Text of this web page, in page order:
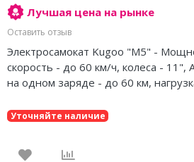
Лучшая цена на рынке
Оставить отзыв
Электросамокат Kugoo "M5" -
скорость - до 60 км/ч, колеса - 11",
на одном заряде - до 60 км,
Уточняйте наличие